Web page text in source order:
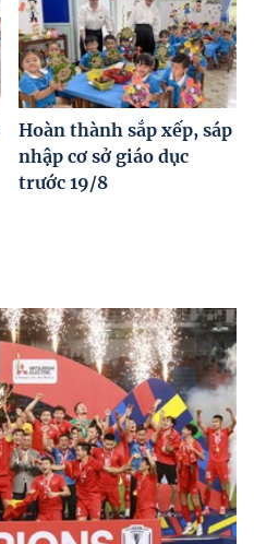
Hoàn thành sắp xếp, sáp
nhập cơ sở giáo dục
trước 19/8